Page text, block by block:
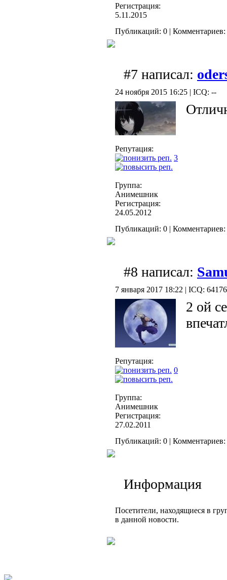
Регистрация:
5.11.2015
Публикаций: 0 | Комментариев:
#7 написал:
24 ноября 2015 16:25 | ICQ: --
Репутация:
3
Группа:
Анимешник
Регистрация:
24.05.2012
Публикаций: 0 | Комментариев:
#8 написал:
7 января 2017 18:22 | ICQ:
Репутация:
0
Группа:
Анимешник
Регистрация:
27.02.2011
2 ой
Публикаций: 0 | Комментариев:
Информация
Посетители, находящиеся в
в данной новости.